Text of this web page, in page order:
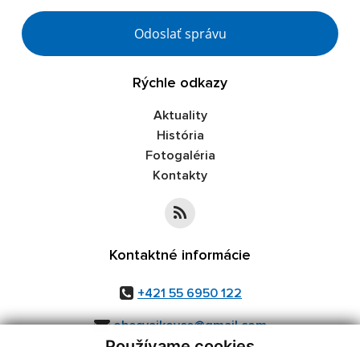
Odoslať správu
Rýchle odkazy
Aktuality
História
Fotogaléria
Kontakty
Kontaktné informácie
+421 55 6950 122
obecvajkovce@gmail.com